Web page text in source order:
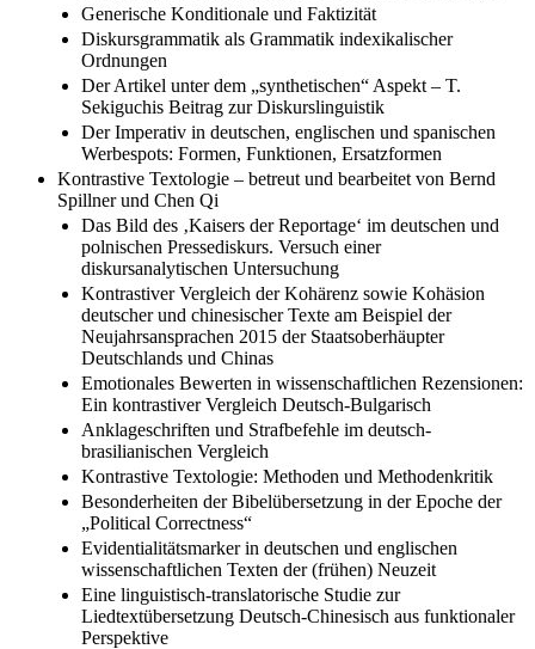
Generische Konditionale und Faktizität
Diskursgrammatik als Grammatik indexikalischer
Ordnungen
Der Artikel unter dem „synthetischen“ Aspekt – T.
Sekiguchis Beitrag zur Diskurslinguistik
Der Imperativ in deutschen, englischen und spanischen
Werbespots: Formen, Funktionen, Ersatzformen
Kontrastive Textologie – betreut und bearbeitet von Bernd
Spillner und Chen Qi
Das Bild des ‚Kaisers der Reportage‘ im deutschen und
polnischen Pressediskurs. Versuch einer
diskursanalytischen Untersuchung
Kontrastiver Vergleich der Kohärenz sowie Kohäsion
deutscher und chinesischer Texte am Beispiel der
Neujahrsansprachen 2015 der Staatsoberhäupter
Deutschlands und Chinas
Emotionales Bewerten in wissenschaftlichen Rezensionen:
Ein kontrastiver Vergleich Deutsch-Bulgarisch
Anklageschriften und Strafbefehle im deutsch-
brasilianischen Vergleich
Kontrastive Textologie: Methoden und Methodenkritik
Besonderheiten der Bibelübersetzung in der Epoche der
„Political Correctness“
Evidentialitätsmarker in deutschen und englischen
wissenschaftlichen Texten der (frühen) Neuzeit
Eine linguistisch-translatorische Studie zur
Liedtextübersetzung Deutsch-Chinesisch aus funktionaler
Perspektive